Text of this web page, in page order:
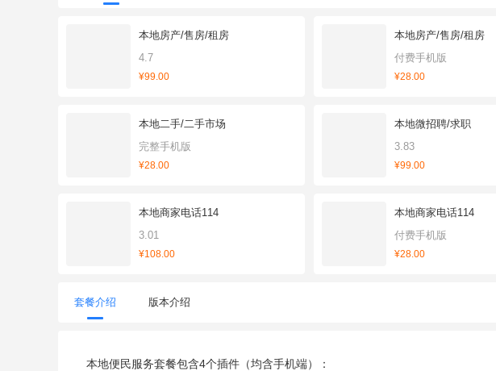
本地房产/售房/租房
4.7
¥99.00
本地房产/售房/租房
付费手机版
¥28.00
本地二手/二手市场
完整手机版
¥28.00
本地微招聘/求职
3.83
¥99.00
本地商家电话114
3.01
¥108.00
本地商家电话114
付费手机版
¥28.00
套餐介绍 版本介绍
本地便民服务套餐包含4个插件（均含手机端）：